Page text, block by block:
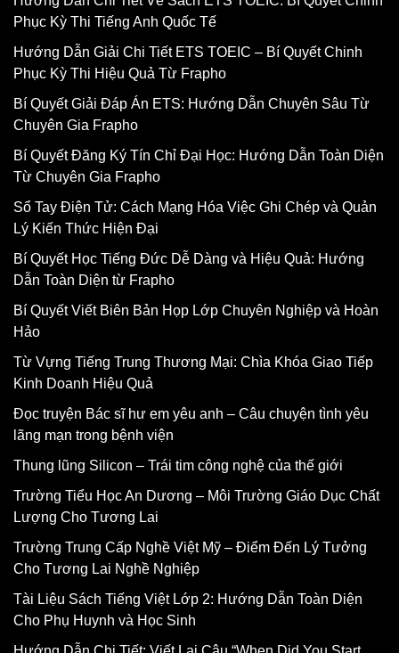
Phục Kỳ Thi Tiếng Anh Quốc Tế
Hướng Dẫn Giải Chi Tiết ETS TOEIC – Bí Quyết Chinh
Phục Kỳ Thi Hiệu Quả Từ Frapho
Bí Quyết Giải Đáp Án ETS: Hướng Dẫn Chuyên Sâu Từ
Chuyên Gia Frapho
Bí Quyết Đăng Ký Tín Chỉ Đại Học: Hướng Dẫn Toàn Diện
Từ Chuyên Gia Frapho
Sổ Tay Điện Tử: Cách Mạng Hóa Việc Ghi Chép và Quản
Lý Kiến Thức Hiện Đại
Bí Quyết Học Tiếng Đức Dễ Dàng và Hiệu Quả: Hướng
Dẫn Toàn Diện từ Frapho
Bí Quyết Viết Biên Bản Họp Lớp Chuyên Nghiệp và Hoàn
Hảo
Từ Vựng Tiếng Trung Thương Mại: Chìa Khóa Giao Tiếp
Kinh Doanh Hiệu Quả
Đọc truyện Bác sĩ hư em yêu anh – Câu chuyện tình yêu
lãng mạn trong bệnh viện
Thung lũng Silicon – Trái tim công nghệ của thế giới
Trường Tiểu Học An Dương – Môi Trường Giáo Dục Chất
Lượng Cho Tương Lai
Trường Trung Cấp Nghề Việt Mỹ – Điểm Đến Lý Tưởng
Cho Tương Lai Nghề Nghiệp
Tài Liệu Sách Tiếng Việt Lớp 2: Hướng Dẫn Toàn Diện
Cho Phụ Huynh và Học Sinh